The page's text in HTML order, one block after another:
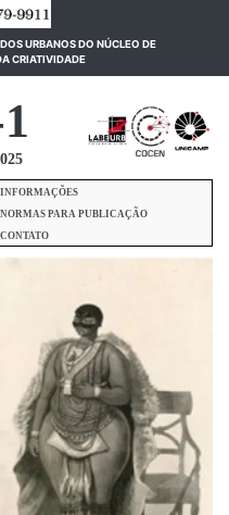
URBANOS DO NÚCLEO DE
CRIATIVIDADE(current)
INFORMAÇÕES
NORMAS PARA PUBLICAÇÃO
CONTATO